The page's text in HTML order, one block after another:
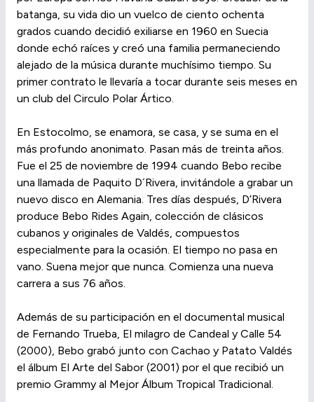
batanga, su vida dio un vuelco de ciento ochenta
grados cuando decidió exiliarse en 1960 en Suecia
donde echó raíces y creó una familia permaneciendo
alejado de la música durante muchísimo tiempo. Su
primer contrato le llevaría a tocar durante seis meses en
un club del Circulo Polar Ártico.
En Estocolmo, se enamora, se casa, y se suma en el
más profundo anonimato. Pasan más de treinta años.
Fue el 25 de noviembre de 1994 cuando Bebo recibe
una llamada de Paquito D´Rivera, invitándole a grabar un
nuevo disco en Alemania. Tres días después, D’Rivera
produce Bebo Rides Again, colección de clásicos
cubanos y originales de Valdés, compuestos
especialmente para la ocasión. El tiempo no pasa en
vano. Suena mejor que nunca. Comienza una nueva
carrera a sus 76 años.
Además de su participación en el documental musical
de Fernando Trueba, El milagro de Candeal y Calle 54
(2000), Bebo grabó junto con Cachao y Patato Valdés
el álbum El Arte del Sabor (2001) por el que recibió un
premio Grammy al Mejor Álbum Tropical Tradicional.